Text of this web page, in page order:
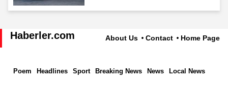
Haberler.com About Us Contact Home Page
Poem Headlines Sport Breaking News News Local News